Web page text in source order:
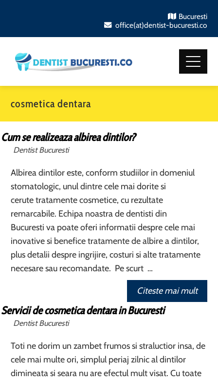
Bucuresti
office(at)dentist-bucuresti.co
cosmetica dentara
Cum se realizeaza albirea dintilor?
Dentist Bucuresti
Albirea dintilor este, conform studiilor in domeniul
stomatologic, unul dintre cele mai dorite si
cerute tratamente cosmetice, cu rezultate
remarcabile. Echipa noastra de dentisti din
Bucuresti va poate oferi informatii despre cele mai
inovative si benefice tratamente de albire a dintilor,
plus detalii despre ingrijire, costuri si alte tratamente
necesare sau recomandate. Pe scurt …
Citeste mai mult
Servicii de cosmetica dentara in Bucuresti
Dentist Bucuresti
Toti ne dorim un zambet frumos si straluctior insa, de
cele mai multe ori, simplul periaj zilnic al dintilor
dimineata si seara nu are efectul mult visat. Cu toate